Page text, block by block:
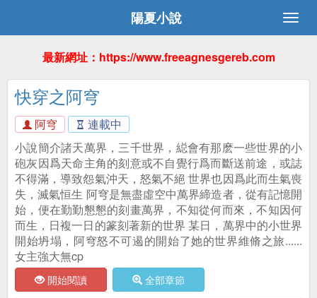
陽夏小說
最新網址：https://www.freeagnesgereb.com
快穿之阿穹
阿穹
連載中
小說簡介諸天萬界，三千世界，縂會有那麽一些世界的小
砲灰因爲天命主角的刻意或不自覺行爲而斷送前途，或誌
不得滿，導致怨氣沖天，怒氣不絕 世界也因爲此而生氣喪
失，滅氣恒生 阿穹是無盡虛空中萬界締造者，從有記憶開
始，便在勤勤懇懇的刻畫萬界，不知從何而來，不知因何
而生，日複一日的篆刻著新的世界 某日，萬界中的小世界
開始坍塌，阿穹怒不可遏的開始了她的世界維脩之旅......
女主強大無cp
開始閱讀 全部章節